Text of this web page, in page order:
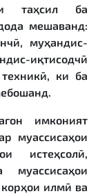
таҳсил ба
мешаванд:
муҳандис-
иқтисодчӣ
ки ба
имконият
муассисаҳои
истеҳсолӣ,
муассисаҳои
илмӣ ва